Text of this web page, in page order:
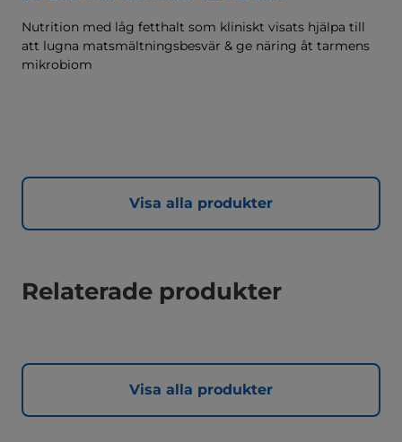
Nutrition med låg fetthalt som kliniskt visats hjälpa till
att lugna matsmältningsbesvär & ge näring åt tarmens
mikrobiom
Visa alla produkter
Relaterade produkter
Visa alla produkter